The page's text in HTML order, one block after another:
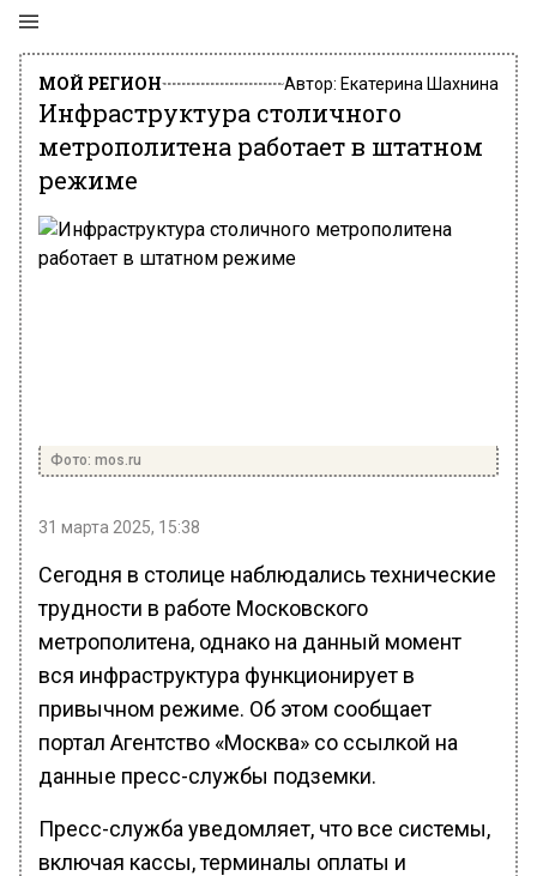
МОЙ РЕГИОН Автор: Екатерина Шахнина
Инфраструктура столичного
метрополитена работает в штатном
режиме
Фото: mos.ru
31 марта 2025, 15:38
Сегодня в столице наблюдались технические
трудности в работе Московского
метрополитена, однако на данный момент
вся инфраструктура функционирует в
привычном режиме. Об этом сообщает
портал Агентство «Москва» со ссылкой на
данные пресс-службы подземки.
Пресс-служба уведомляет, что все системы,
включая кассы, терминалы оплаты и